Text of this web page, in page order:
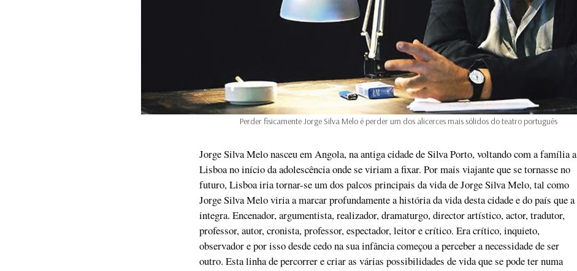
Perder fisicamente Jorge Silva Melo é perder um dos alicerces mais sólidos do teatro português
Jorge Silva Melo nasceu em Angola, na antiga cidade de Silva Porto, voltando com a família a
Lisboa no início da adolescência onde se viriam a fixar. Por mais viajante que se tornasse no
futuro, Lisboa iria tornar-se um dos palcos principais da vida de Jorge Silva Melo, tal como
Jorge Silva Melo viria a marcar profundamente a história da vida desta cidade e do país que a
integra. Encenador, argumentista, realizador, dramaturgo, director artístico, actor, tradutor,
professor, autor, cronista, professor, espectador, leitor e crítico. Era crítico, inquieto,
observador e por isso desde cedo na sua infância começou a perceber a necessidade de ser
outro. Esta linha de percorrer e criar as várias possibilidades de vida que se pode ter numa